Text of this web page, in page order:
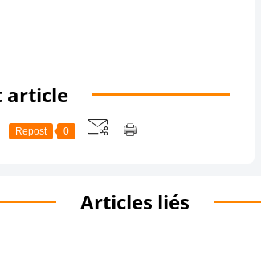
article
Repost 0
Articles liés